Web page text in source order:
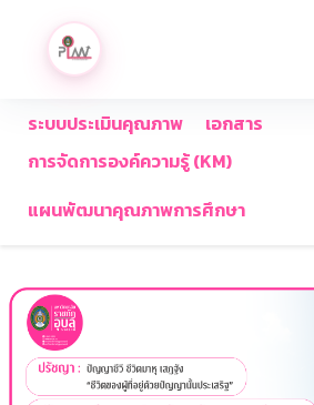
ระบบประเมินคุณภาพ
เอกสาร
การจัดการองค์ความรู้ (KM)
แผนพัฒนาคุณภาพการศึกษา